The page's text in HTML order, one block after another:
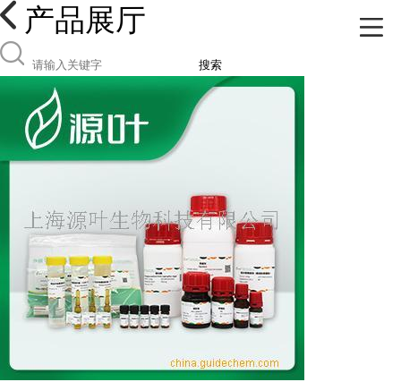
产品展厅
搜索